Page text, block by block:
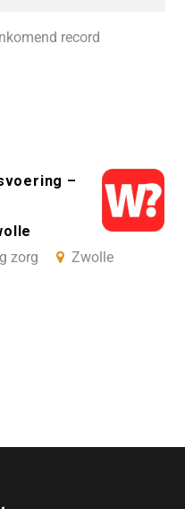
record
–
zorg
Zwolle